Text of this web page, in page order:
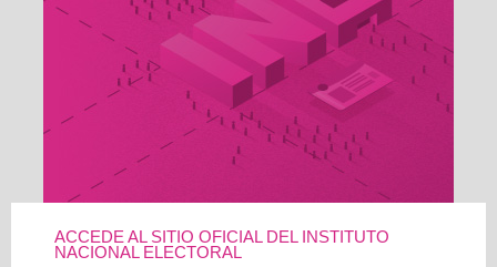
ACCEDE AL SITIO OFICIAL DEL INSTITUTO
NACIONAL ELECTORAL